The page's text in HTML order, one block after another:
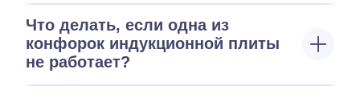
Что делать, если одна из
конфорок индукционной плиты
не работает?